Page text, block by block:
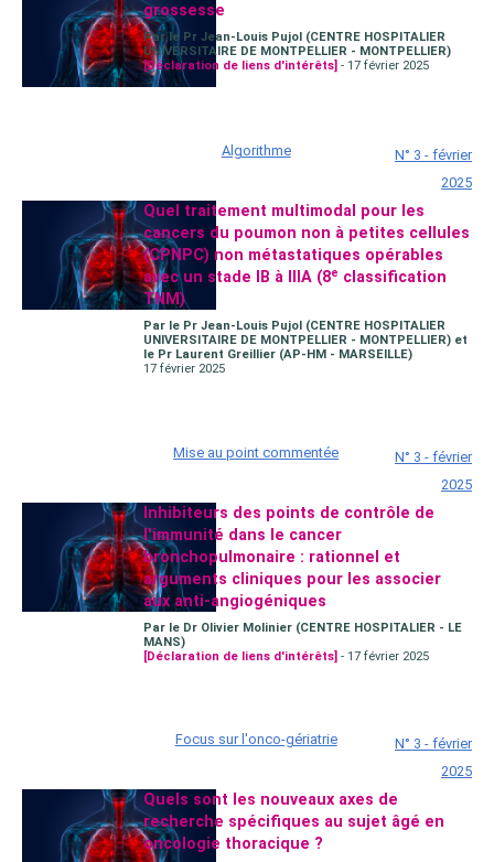
grossesse
Par le Pr Jean-Louis Pujol (CENTRE HOSPITALIER
UNIVERSITAIRE DE MONTPELLIER - MONTPELLIER)
[Déclaration de liens d'intérêts]- 17 février 2025
Algorithme
N° 3 - février
2025
Quel traitement multimodal pour les
cancers du poumon non à petites cellules
(CPNPC) non métastatiques opérables
avec un stade IB à IIIA (8e classification
TNM)
Par le Pr Jean-Louis Pujol (CENTRE HOSPITALIER
UNIVERSITAIRE DE MONTPELLIER - MONTPELLIER) et
le Pr Laurent Greillier (AP-HM - MARSEILLE)
17 février 2025
Mise au point commentée
N° 3 - février
2025
Inhibiteurs des points de contrôle de
l'immunité dans le cancer
bronchopulmonaire : rationnel et
arguments cliniques pour les associer
aux anti-angiogéniques
Par le Dr Olivier Molinier (CENTRE HOSPITALIER - LE
MANS)
[Déclaration de liens d'intérêts]- 17 février 2025
Focus sur l'onco-gériatrie
N° 3 - février
2025
Quels sont les nouveaux axes de
recherche spécifiques au sujet âgé en
oncologie thoracique ?